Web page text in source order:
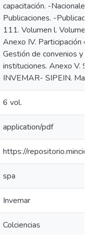
capacitación. -
Publicaciones. -
111. Volumen l.
Anexo IV. Participación
Gestión de convenios y
instituciones. Anexo V.
INVEMAR- SIPEIN.
6 vol.
application/pdf
https://
spa
Invemar
Colciencias